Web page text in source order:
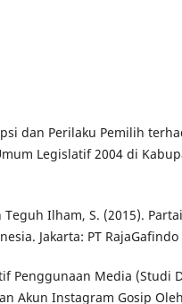
dan Perilaku Pemilih
Legislatif 2004 di
Ilham, S. (2015).
Jakarta: PT RajaGafindo
Penggunaan Media (Studi
Akun Instagram Gosip